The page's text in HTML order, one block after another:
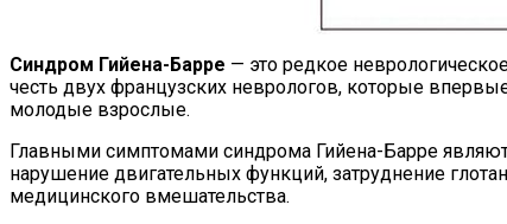
Синдром Гийена-Барре — это редкое
честь двух французских неврологов, которые
молодые взрослые.
Главными симптомами синдрома Гийена-Барре
нарушение двигательных функций, затруднение
медицинского вмешательства.